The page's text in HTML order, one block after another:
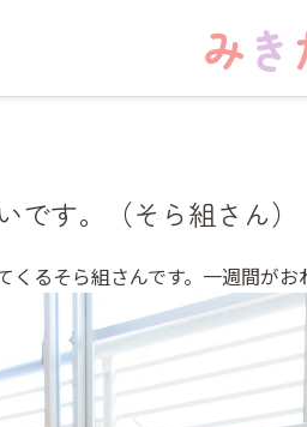
です。（そら組さん）
るそら組さんです。一週間がお